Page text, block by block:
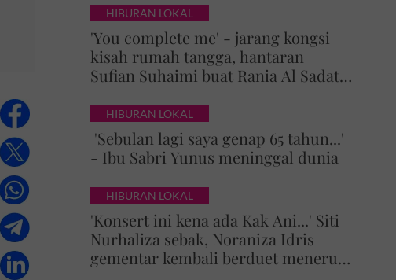
HIBURAN LOKAL
'You complete me' - jarang kongsi
kisah rumah tangga, hantaran
Sufian Suhaimi buat Rania Al Sadat
HIBURAN LOKAL
'Sebulan lagi saya genap 65 tahun...'
- Ibu Sabri Yunus meninggal dunia
HIBURAN LOKAL
'Konsert ini kena ada Kak Ani...' Siti
Nurhaliza sebak, Noraniza Idris
gementar kembali berduet menerusi